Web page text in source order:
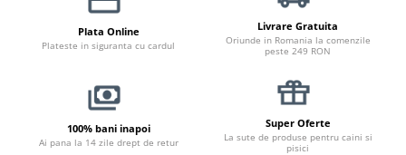
Diete Veterinare Pisică
Uscată
Recompense Pisici
Pernuțe
Plata Online
Plateste in siguranta cu cardul
Livrare Gratuita
Oriunde in Romania la comenzile
peste 249 RON
100% bani inapoi
Ai pana la 14 zile drept de retur
Super Oferte
La sute de produse pentru caini si
pisici